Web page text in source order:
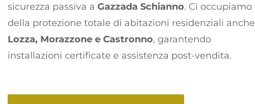
sicurezza passiva a Gazzada Schianno. Ci occupiamo
della protezione totale di abitazioni residenziali
Lozza, Morazzone e Castronno, garantendo
installazioni certificate e assistenza post-vendita.